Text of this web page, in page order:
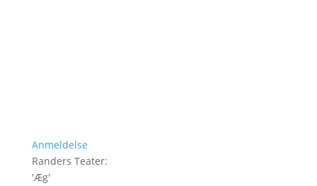
Anmeldelse
Randers Teater:
'Æg'